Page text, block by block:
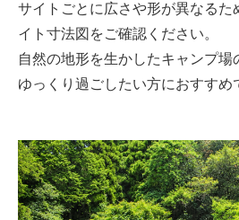
サイトごとに広さや形が異なるた
イト寸法図をご確認ください。
自然の地形を生かしたキャンプ
ゆっくり過ごしたい方におすすめ